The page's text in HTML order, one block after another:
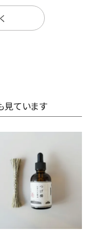
見ています